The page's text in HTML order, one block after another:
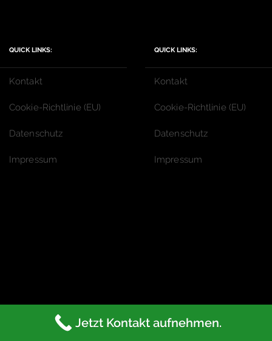
QUICK LINKS:
Kontakt
Cookie-Richtlinie (EU)
Datenschutz
Impressum
QUICK LINKS:
Kontakt
Cookie-Richtlinie (EU)
Datenschutz
Impressum
Jetzt Kontakt aufnehmen.